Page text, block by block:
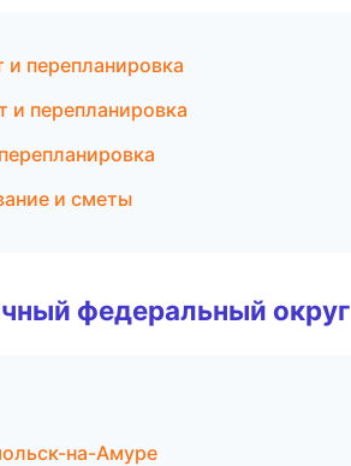
перепланировка
перепланировка
и сметы
федеральный округ
на-Амуре